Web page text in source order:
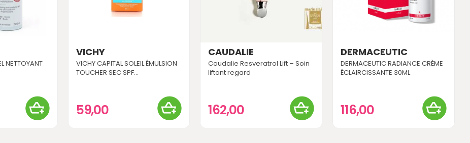
NETTOYANT
VICHY
VICHY CAPITAL SOLEIL ÉMULSION
TOUCHER SEC SPF...
59,00
CAUDALIE
Caudalie Resveratrol Lift – Soin
liftant regard
162,00
DERMACEUTIC
DERMACEUTIC RADIANCE CRÈME
ÉCLAIRCISSANTE 30ML
116,00